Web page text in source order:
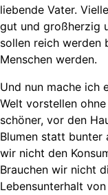
liebende Vater.
gut und großherzig
sollen reich werden
Menschen werden.
Und nun mache ich
Welt vorstellen
schöner, vor den
Blumen statt bunter
wir nicht den
Brauchen wir nicht
Lebensunterhalt